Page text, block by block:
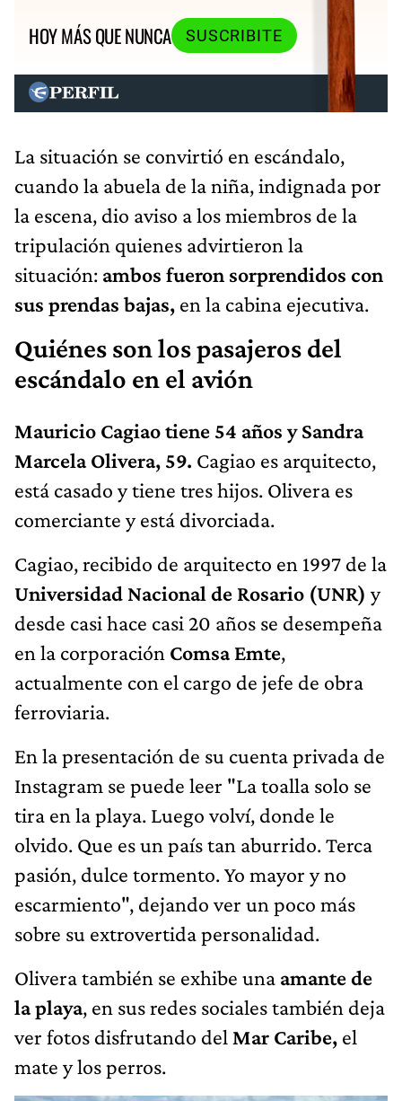
HOY MÁS QUE NUNCA
SUSCRIBITE
La situación se convirtió en escándalo,
cuando la abuela de la niña, indignada por
la escena, dio aviso a los miembros de la
tripulación quienes advirtieron la
situación: ambos fueron sorprendidos con
sus prendas bajas, en la cabina ejecutiva.
Quiénes son los pasajeros del
escándalo en el avión
Mauricio Cagiao tiene 54 años y Sandra
Marcela Olivera, 59. Cagiao es arquitecto,
está casado y tiene tres hijos. Olivera es
comerciante y está divorciada.
Cagiao, recibido de arquitecto en 1997 de la
Universidad Nacional de Rosario (UNR) y
desde casi hace casi 20 años se desempeña
en la corporación Comsa Emte,
actualmente con el cargo de jefe de obra
ferroviaria.
En la presentación de su cuenta privada de
Instagram se puede leer "La toalla solo se
tira en la playa. Luego volví, donde le
olvido. Que es un país tan aburrido. Terca
pasión, dulce tormento. Yo mayor y no
escarmiento", dejando ver un poco más
sobre su extrovertida personalidad.
Olivera también se exhibe una amante de
la playa, en sus redes sociales también deja
ver fotos disfrutando del Mar Caribe, el
mate y los perros.